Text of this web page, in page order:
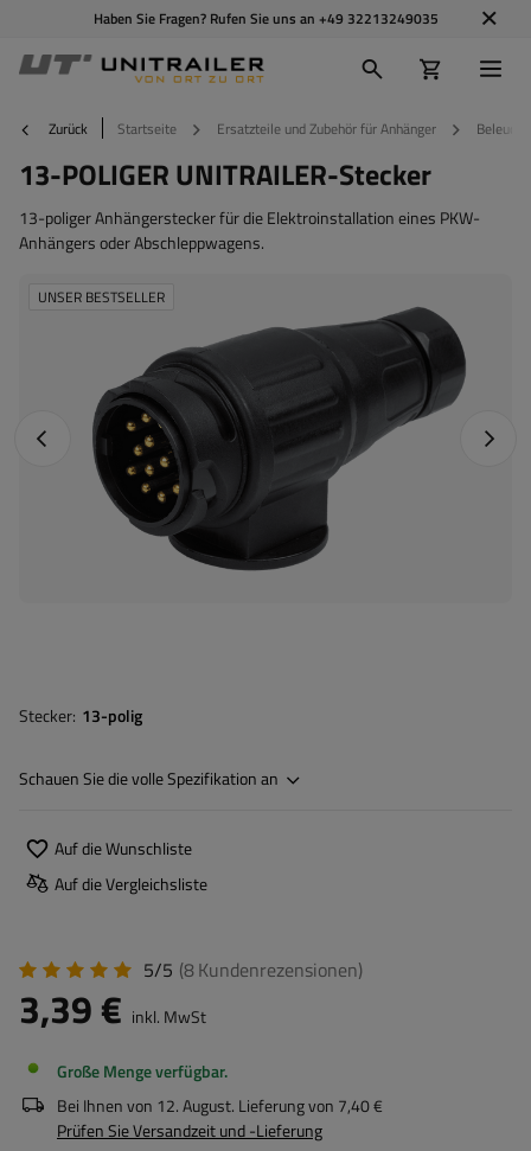
Haben Sie Fragen? Rufen Sie uns an +49 32213249035
Zurück Startseite Ersatzteile und Zubehör für Anhänger
13-POLIGER UNITRAILER-Stecker
13-poliger Anhängerstecker für die Elektroinstallation eines PKW-
Anhängers oder Abschleppwagens.
Vorheriges Foto
UNSER BESTSELLER
Stecker 13-polig
Schauen Sie die volle Spezifikation an
Auf die Wunschliste
Auf die Vergleichsliste
5/5 (8Kundenrezensionen)
3,39 € inkl. MwSt
Große Menge verfügbar
Bei Ihnen von 12. August. Lieferung von 7,40 €
Prüfen Sie Versandzeit und -Lieferung